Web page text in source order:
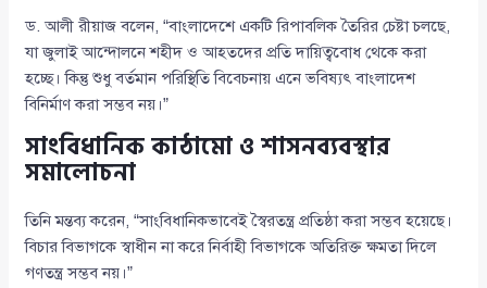
ড. আলী রীয়াজ বলেন, “বাংলাদেশে একটি রিপাবলিক তৈরির চেষ্টা চলছে,
যা জুলাই আন্দোলনে শহীদ ও আহতদের প্রতি দায়িত্ববোধ থেকে করা
হচ্ছে। কিন্তু শুধু বর্তমান পরিস্থিতি বিবেচনায় এনে ভবিষ্যৎ বাংলাদেশ
বিনির্মাণ করা সম্ভব নয়।”
সাংবিধানিক কাঠামো ও শাসনব্যবস্থার
সমালোচনা
তিনি মন্তব্য করেন, “সাংবিধানিকভাবেই স্বৈরতন্ত্র প্রতিষ্ঠা করা সম্ভব হয়েছে।
বিচার বিভাগকে স্বাধীন না করে নির্বাহী বিভাগকে অতিরিক্ত ক্ষমতা দিলে
গণতন্ত্র সম্ভব নয়।”